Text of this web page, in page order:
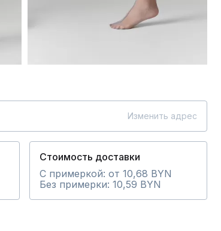
Изменить адрес
Стоимость доставки
С примеркой: от 10,68 BYN
Без примерки: 10,59 BYN